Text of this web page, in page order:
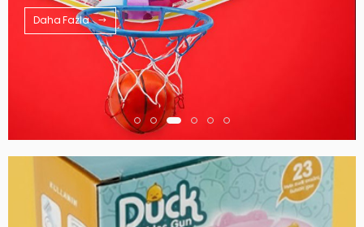
Daha Fazla